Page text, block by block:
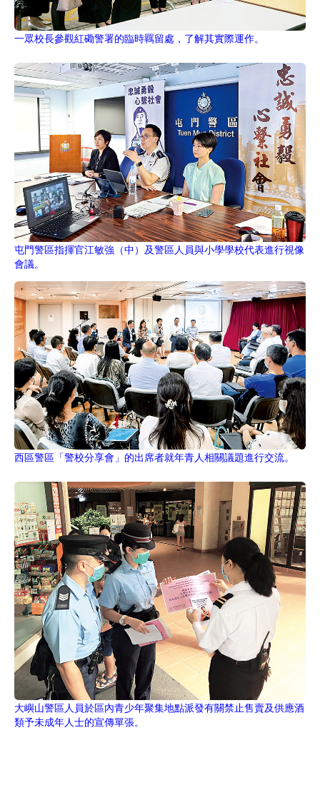
一眾校長參觀紅磡警署的臨時羈留處，了解其實際運作。
屯門警區指揮官江敏強（中）及警區人員與小學學校代表進行視像
會議。
西區警區「警校分享會」的出席者就年青人相關議題進行交流。
大嶼山警區人員於區內青少年聚集地點派發有關禁止售賣及供應酒
類予未成年人士的宣傳單張。